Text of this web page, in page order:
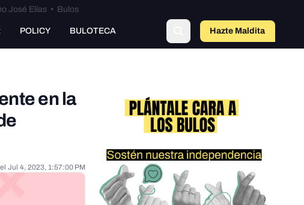
José Elías • Bulos
POLICY BULOTECA Hazte Maldito
en la
Jul 4, 2023, 1:57:00 PM